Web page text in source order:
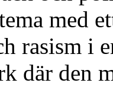
med
rasism i
där den